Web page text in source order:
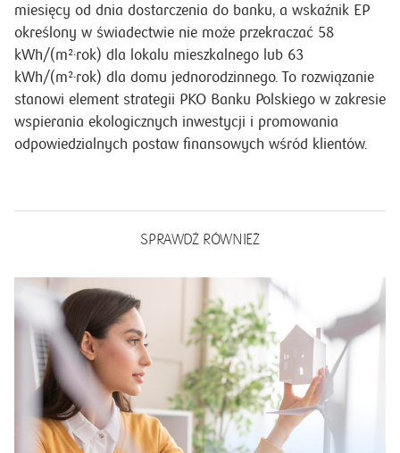
miesięcy od dnia dostarczenia do banku, a wskaźnik EP
określony w świadectwie nie może przekraczać 58
kWh/(m²·rok) dla lokalu mieszkalnego lub 63
kWh/(m²·rok) dla domu jednorodzinnego. To rozwiązanie
stanowi element strategii PKO Banku Polskiego w zakresie
wspierania ekologicznych inwestycji i promowania
odpowiedzialnych postaw finansowych wśród klientów.
SPRAWDŹ RÓWNIEŻ